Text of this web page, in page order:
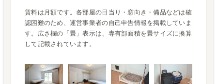
賃料は月額です。各部屋の日当り・窓向き・備品などは確
認困難のため、運営事業者の自己申告情報を掲載していま
す。広さ欄の「畳」表示は、専有部面積を畳サイズに換算
して記載されています。